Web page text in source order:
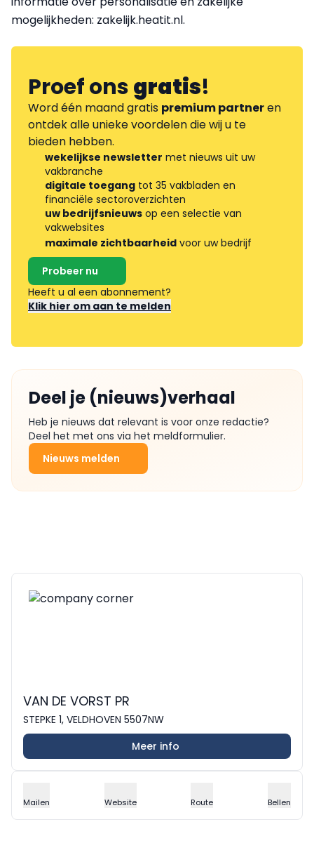
mogelijkheden: zakelijk.heatit.nl.
Proef onsgratis!
Word één maand gratis premium partneren
ontdek alle unieke voordelen die wij u te
bieden hebben.
wekelijkse newsletter met nieuws uit uw
vakbranche
digitale toegang tot 35 vakbladen en
financiële sectoroverzichten
uw bedrijfsnieuws op een selectie van
vakwebsites
maximale zichtbaarheid voor uw bedrijf
Probeer nu
Heeft u al een abonnement?
Klik hier om aan te melden
Deel je (nieuws)verhaal
Heb je nieuws dat relevant is voor onze redactie?
Deel het met ons via het meldformulier.
Nieuws melden
VAN DE VORST PR
STEPKE 1, VELDHOVEN 5507NW
Meer info
Mailen Website Route Bellen